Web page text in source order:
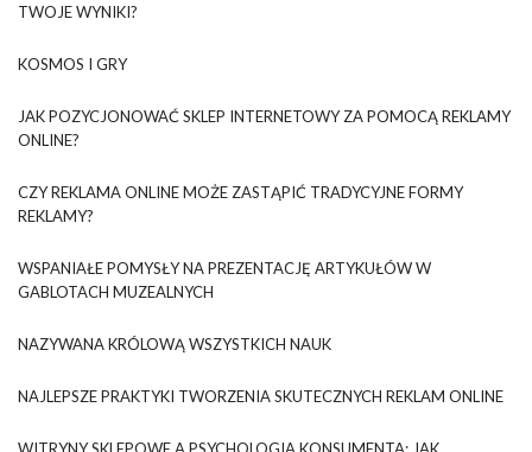
TWOJE WYNIKI?
KOSMOS I GRY
JAK POZYCJONOWAĆ SKLEP INTERNETOWY ZA POMOCĄ REKLAMY
ONLINE?
CZY REKLAMA ONLINE MOŻE ZASTĄPIĆ TRADYCYJNE FORMY
REKLAMY?
WSPANIAŁE POMYSŁY NA PREZENTACJĘ ARTYKUŁÓW W
GABLOTACH MUZEALNYCH
NAZYWANA KRÓLOWĄ WSZYSTKICH NAUK
NAJLEPSZE PRAKTYKI TWORZENIA SKUTECZNYCH REKLAM ONLINE